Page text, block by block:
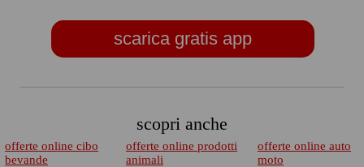
scarica gratis app
scopri anche
offerte online cibo
bevande
offerte online prodotti
animali
offerte online auto
moto